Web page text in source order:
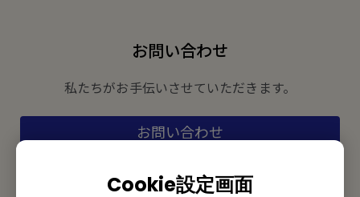
Cookie設定画面
お問い合わせ
私たちがお手伝いさせていただきます。
お問い合わせ